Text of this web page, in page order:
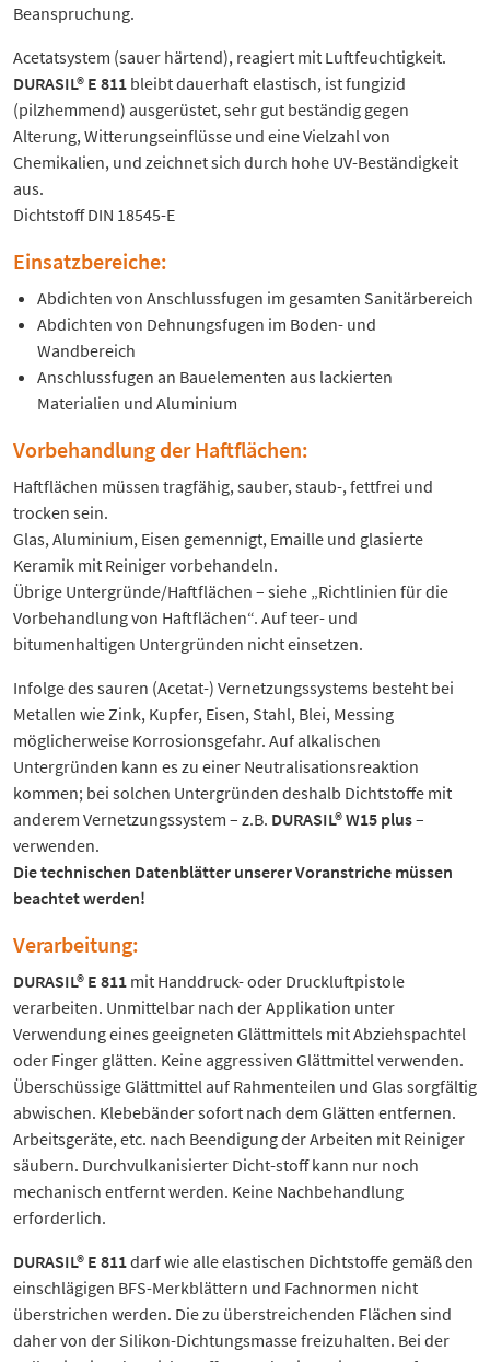
Beanspruchung.
Acetatsystem (sauer härtend), reagiert mit Luftfeuchtigkeit.
DURASIL® E 811 bleibt dauerhaft elastisch, ist fungizid
(pilzhemmend) ausgerüstet, sehr gut beständig gegen
Alterung, Witterungseinflüsse und eine Vielzahl von
Chemikalien, und zeichnet sich durch hohe UV-Beständigkeit
aus.
Dichtstoff DIN 18545-E
Einsatzbereiche:
Abdichten von Anschlussfugen im gesamten Sanitärbereich
Abdichten von Dehnungsfugen im Boden- und
Wandbereich
Anschlussfugen an Bauelementen aus lackierten
Materialien und Aluminium
Vorbehandlung der Haftflächen:
Haftflächen müssen tragfähig, sauber, staub-, fettfrei und
trocken sein.
Glas, Aluminium, Eisen gemennigt, Emaille und glasierte
Keramik mit Reiniger vorbehandeln.
Übrige Untergründe/Haftflächen – siehe „Richtlinien für die
Vorbehandlung von Haftflächen“. Auf teer- und
bitumenhaltigen Untergründen nicht einsetzen.
Infolge des sauren (Acetat-) Vernetzungssystems besteht bei
Metallen wie Zink, Kupfer, Eisen, Stahl, Blei, Messing
möglicherweise Korrosionsgefahr. Auf alkalischen
Untergründen kann es zu einer Neutralisationsreaktion
kommen; bei solchen Untergründen deshalb Dichtstoffe mit
anderem Vernetzungssystem – z.B. DURASIL® W15 plus–
verwenden.
Die technischen Datenblätter unserer Voranstriche müssen
beachtet werden!
Verarbeitung:
DURASIL® E 811 mit Handdruck- oder Druckluftpistole
verarbeiten. Unmittelbar nach der Applikation unter
Verwendung eines geeigneten Glättmittels mit Abziehspachtel
oder Finger glätten. Keine aggressiven Glättmittel verwenden.
Überschüssige Glättmittel auf Rahmenteilen und Glas sorgfältig
abwischen. Klebebänder sofort nach dem Glätten entfernen.
Arbeitsgeräte, etc. nach Beendigung der Arbeiten mit Reiniger
säubern. Durchvulkanisierter Dicht-stoff kann nur noch
mechanisch entfernt werden. Keine Nachbehandlung
erforderlich.
DURASIL® E 811darf wie alle elastischen Dichtstoffe gemäß den
einschlägigen BFS-Merkblättern und Fachnormen nicht
überstrichen werden. Die zu überstreichenden Flächen sind
daher von der Silikon-Dichtungsmasse freizuhalten. Bei der